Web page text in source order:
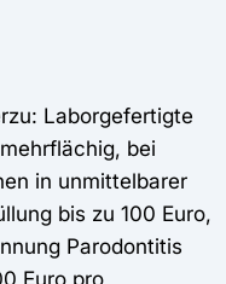
Laborgefertigte
bei
in unmittelbarer
bis zu 100 Euro,
Parodontitis
Euro pro